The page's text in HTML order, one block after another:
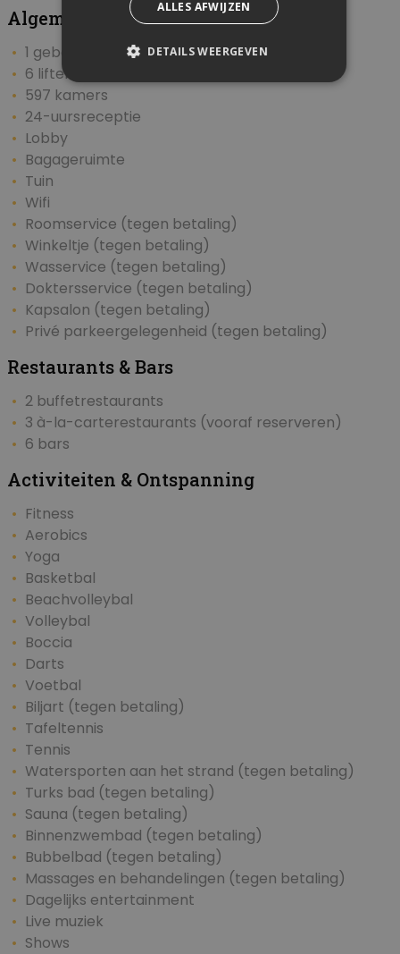
Algemeen & Faciliteiten
1 gebouw met maximaal 10 verdiepingen
6 liften
597 kamers
24-uursreceptie
Lobby
Bagageruimte
Tuin
Wifi
Roomservice (tegen betaling)
Winkeltje (tegen betaling)
Wasservice (tegen betaling)
Doktersservice (tegen betaling)
Kapsalon (tegen betaling)
Privé parkeergelegenheid (tegen betaling)
Restaurants & Bars
2 buffetrestaurants
3 à-la-carterestaurants (vooraf reserveren)
6 bars
Activiteiten & Ontspanning
Fitness
Aerobics
Yoga
Basketbal
Beachvolleybal
Volleybal
Boccia
Darts
Voetbal
Biljart (tegen betaling)
Tafeltennis
Tennis
Watersporten aan het strand (tegen betaling)
Turks bad (tegen betaling)
Sauna (tegen betaling)
Binnenzwembad (tegen betaling)
Bubbelbad (tegen betaling)
Massages en behandelingen (tegen betaling)
Dagelijks entertainment
Live muziek
Shows
ALLES AFWIJZEN
DETAILS WEERGEVEN